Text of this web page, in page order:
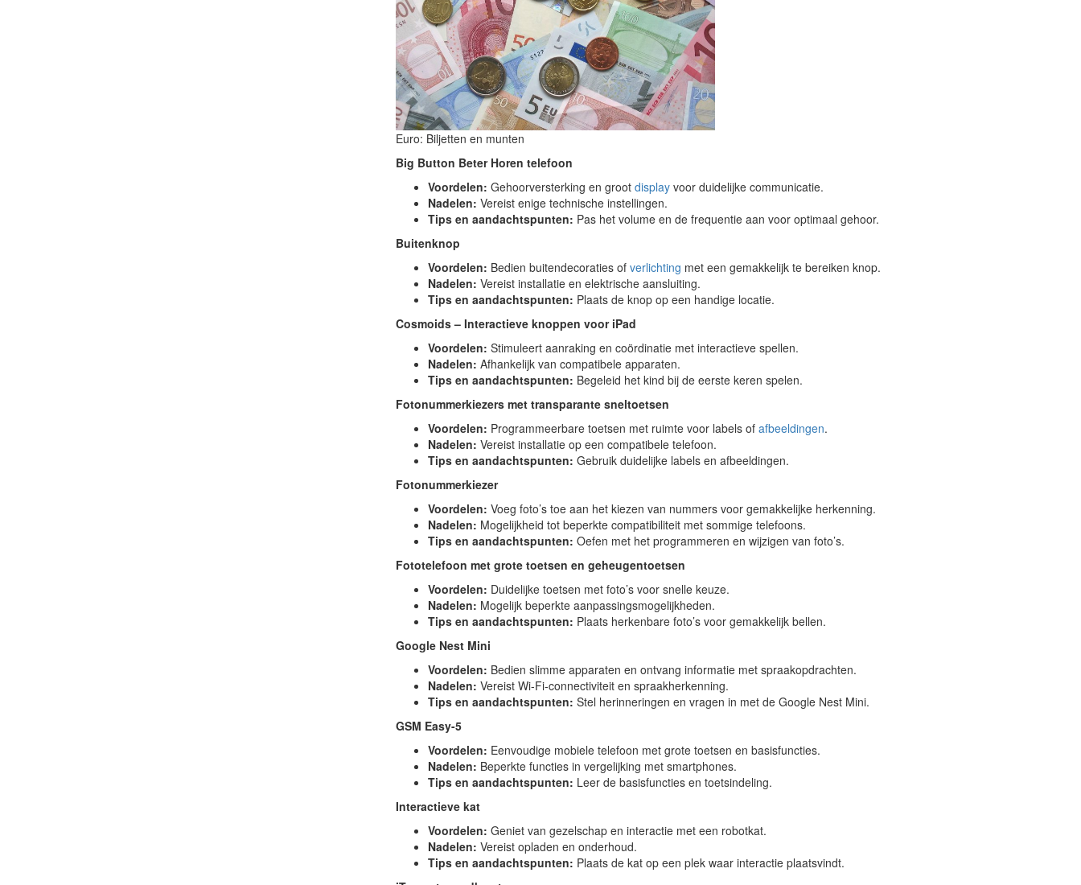
Euro: Biljetten en munten
Big Button Beter Horen telefoon
Voordelen: Gehoorversterking en groot display voor duidelijke communicatie.
Nadelen: Vereist enige technische instellingen.
Tips en aandachtspunten: Pas het volume en de frequentie aan voor optimaal gehoor.
Buitenknop
Voordelen: Bedien buitendecoraties of verlichting met een gemakkelijk te bereiken knop.
Nadelen: Vereist installatie en elektrische aansluiting.
Tips en aandachtspunten: Plaats de knop op een handige locatie.
Cosmoids – Interactieve knoppen voor iPad
Voordelen: Stimuleert aanraking en coördinatie met interactieve spellen.
Nadelen: Afhankelijk van compatibele apparaten.
Tips en aandachtspunten: Begeleid het kind bij de eerste keren spelen.
Fotonummerkiezers met transparante sneltoetsen
Voordelen: Programmeerbare toetsen met ruimte voor labels of afbeeldingen.
Nadelen: Vereist installatie op een compatibele telefoon.
Tips en aandachtspunten: Gebruik duidelijke labels en afbeeldingen.
Fotonummerkiezer
Voordelen: Voeg foto’s toe aan het kiezen van nummers voor gemakkelijke herkenning.
Nadelen: Mogelijkheid tot beperkte compatibiliteit met sommige telefoons.
Tips en aandachtspunten: Oefen met het programmeren en wijzigen van foto’s.
Fototelefoon met grote toetsen en geheugentoetsen
Voordelen: Duidelijke toetsen met foto’s voor snelle keuze.
Nadelen: Mogelijk beperkte aanpassingsmogelijkheden.
Tips en aandachtspunten: Plaats herkenbare foto’s voor gemakkelijk bellen.
Google Nest Mini
Voordelen: Bedien slimme apparaten en ontvang informatie met spraakopdrachten.
Nadelen: Vereist Wi-Fi-connectiviteit en spraakherkenning.
Tips en aandachtspunten: Stel herinneringen en vragen in met de Google Nest Mini.
GSM Easy-5
Voordelen: Eenvoudige mobiele telefoon met grote toetsen en basisfuncties.
Nadelen: Beperkte functies in vergelijking met smartphones.
Tips en aandachtspunten: Leer de basisfuncties en toetsindeling.
Interactieve kat
Voordelen: Geniet van gezelschap en interactie met een robotkat.
Nadelen: Vereist opladen en onderhoud.
Tips en aandachtspunten: Plaats de kat op een plek waar interactie plaatsvindt.